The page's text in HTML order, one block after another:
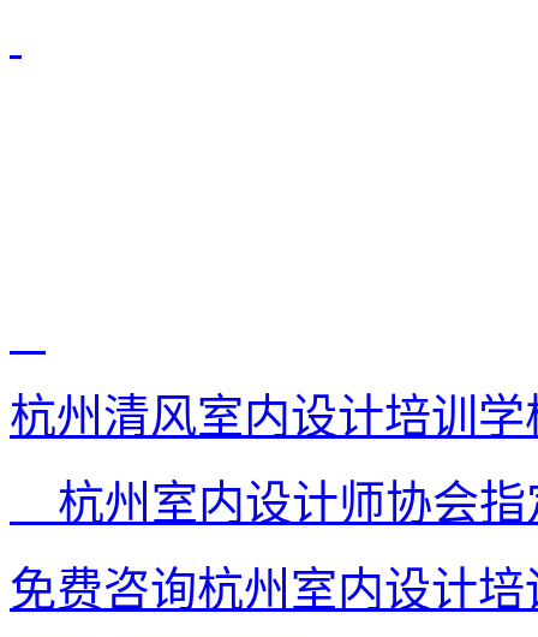
杭州清风室内设计培训学
杭州室内设计师协会
免费咨询杭州室内设计